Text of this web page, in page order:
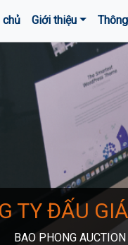
chủ Giới thiệu
TY ĐẤU
BAO PHONG